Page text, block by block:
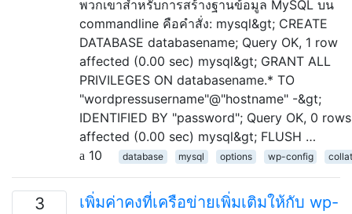
พวกเขาสำหรับการสร้างฐานข้อมูล MySQL บน
commandline คือคำสั่ง: mysql&gt; CREATE
DATABASE databasename; Query OK, 1 row
affected (0.00 sec) mysql&gt; GRANT ALL
PRIVILEGES ON databasename.* TO
"wordpressusername"@"hostname" -&gt;
IDENTIFIED BY "password"; Query OK, 0 rows
affected (0.00 sec) mysql&gt; FLUSH …
10
database mysql options wp-config
3
เพิ่มค่าคงที่เครือข่ายเพิ่มเติมให้กับ wp-